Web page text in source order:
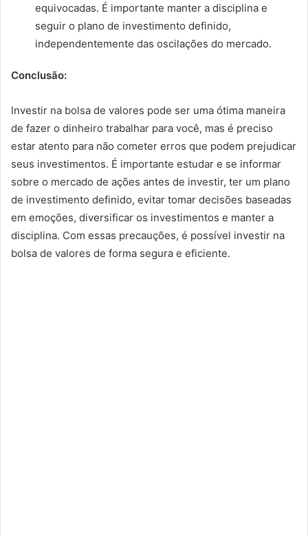
equivocadas. É importante manter a disciplina e
seguir o plano de investimento definido,
independentemente das oscilações do mercado.
Conclusão:
Investir na bolsa de valores pode ser uma ótima maneira
de fazer o dinheiro trabalhar para você, mas é preciso
estar atento para não cometer erros que podem prejudicar
seus investimentos. É importante estudar e se informar
sobre o mercado de ações antes de investir, ter um plano
de investimento definido, evitar tomar decisões baseadas
em emoções, diversificar os investimentos e manter a
disciplina. Com essas precauções, é possível investir na
bolsa de valores de forma segura e eficiente.